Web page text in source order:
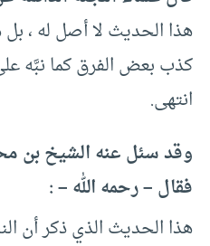
هذا الحديث لا أصل له ،
كذب بعض الفرق كما نبَّه
انتهى.
وقد سئل عنه الشيخ بن
فقال – رحمه الله – :
هذا الحديث الذي ذكر أن